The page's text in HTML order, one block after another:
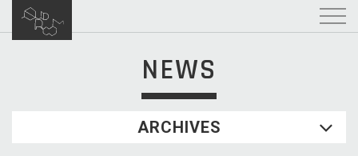
NEWS
ARCHIVES